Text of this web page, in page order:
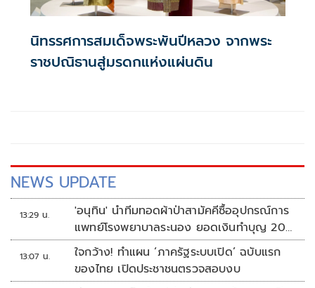
นิทรรศการสมเด็จพระพันปีหลวง จากพระ
ราชปณิธานสู่มรดกแห่งแผ่นดิน
NEWS UPDATE
13:29 น.
'อนุทิน' นำทีมทอดผ้าป่าสามัคคีซื้ออุปกรณ์การ
แพทย์โรงพยาบาลระนอง ยอดเงินทำบุญ 20
ล้านบาท
13:07 น.
ใจกว้าง! ทำแผน ‘ภาครัฐระบบเปิด’ ฉบับแรก
ของไทย เปิดประชาชนตรวจสอบงบ